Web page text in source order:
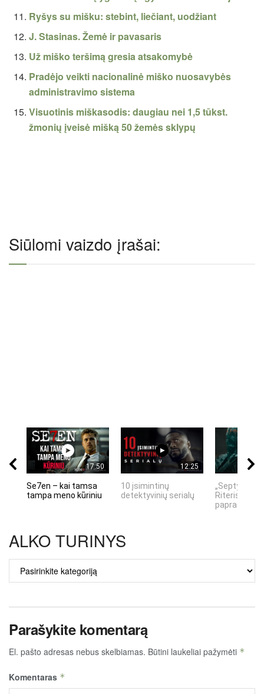
Ryšys su mišku: stebint, liečiant, uodžiant
J. Stasinas. Žemė ir pavasaris
Už miško teršimą gresia atsakomybė
Pradėjo veikti nacionalinė miško nuosavybės
administravimo sistema
Visuotinis miškasodis: daugiau nei 1,5 tūkst.
žmonių įveisė mišką 50 žemės sklypų
Siūlomi vaizdo įrašai:
17:50
Se7en – kai tamsa
tampa meno kūriniu
12:25
10 įsimintinų
detektyvinių serialų
„Septynių
Riteris" – kai
ALKO TURINYS
ALKO
TURINYS
Parašykite komentarą
El. pašto adresas nebus skelbiamas. Būtini laukeliai pažymėti *
Komentaras *